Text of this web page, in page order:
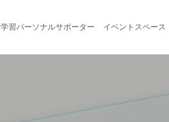
学習パーソナルサポーター イベントスペース